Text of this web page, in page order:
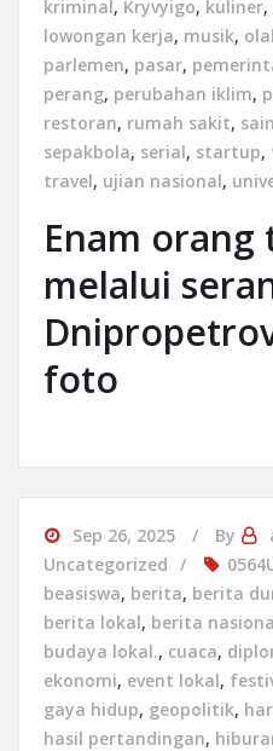
kriminal, Kryvyigo, kuliner,
lowongan kerja, musik,
parlemen, pasar,
perang, perubahan iklim,
restoran, rumah sakit,
sepakbola, serial, startup,
travel, ujian nasional,
Enam orang
melalui
foto
Sep 26, 2025 By
Uncategorized
beasiswa, berita, berita
berita lokal, berita
budaya lokal., cuaca,
ekonomi, event lokal,
gaya hidup, geopolitik,
hasil pertandingan,